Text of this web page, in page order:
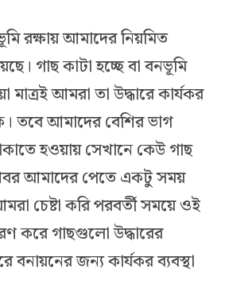
রক্ষায় আমাদের নিয়মিত
গাছ কাটা হচ্ছে বা বনভূমি
মাত্রই আমরা তা উদ্ধারে কার্যকর
তবে আমাদের বেশির ভাগ
হওয়ায় সেখানে কেউ গাছ
আমাদের পেতে একটু সময়
চেষ্টা করি পরবর্তী সময়ে ওই
করে গাছগুলো উদ্ধারের
বনায়নের জন্য কার্যকর ব্যবস্থা